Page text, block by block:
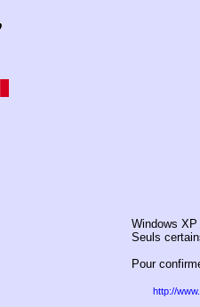
Windows
Seuls
Pour
http://